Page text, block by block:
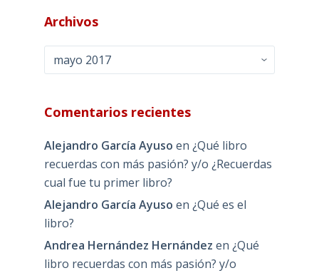
Archivos
Comentarios recientes
Alejandro García Ayuso en ¿Qué libro
recuerdas con más pasión? y/o ¿Recuerdas
cual fue tu primer libro?
Alejandro García Ayuso en ¿Qué es el
libro?
Andrea Hernández Hernández en ¿Qué
libro recuerdas con más pasión? y/o